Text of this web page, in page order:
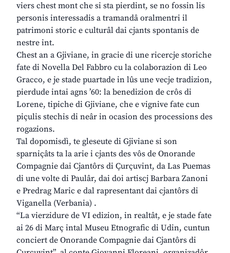
viers chest mont che si sta pierdint, se no fossin lis
personis interessadis a tramandâ oralmentri il
patrimoni storic e culturâl dai cjants spontanis de
nestre int.
Chest an a Gjiviane, in gracie di une ricercje storiche
fate di Novella Del Fabbro cu la colaborazion di Leo
Gracco, e je stade puartade in lûs une vecje tradizion,
pierdude intai agns ’60: la benedizion de crôs di
Lorene, tipiche di Gjiviane, che e vignive fate cun
piçulis stechis di neâr in ocasion des processions des
rogazions.
Tal dopomisdì, te gleseute di Gjiviane si son
sparniçâts ta la arie i cjants des vôs de Onorande
Compagnie dai Cjantôrs di Çurçuvint, da Las Puemas
di une volte di Paulâr, dai doi artiscj Barbara Zanoni
e Predrag Maric e dal rapresentant dai cjantôrs di
Viganella (Verbania) .
“La vierzidure de VI edizion, in realtât, e je stade fate
ai 26 di Març intal Museu Etnografic di Udin, cuntun
conciert de Onorande Compagnie dai Cjantôrs di